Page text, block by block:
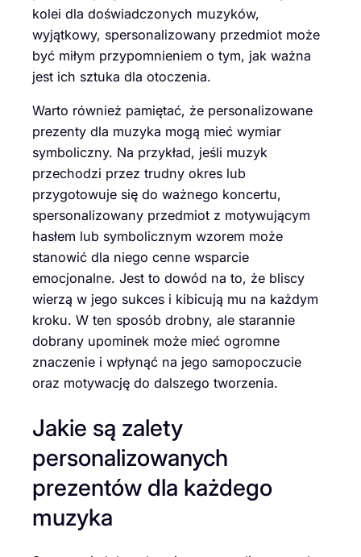
kolei dla doświadczonych muzyków,
wyjątkowy, spersonalizowany przedmiot może
być miłym przypomnieniem o tym, jak ważna
jest ich sztuka dla otoczenia.
Warto również pamiętać, że personalizowane
prezenty dla muzyka mogą mieć wymiar
symboliczny. Na przykład, jeśli muzyk
przechodzi przez trudny okres lub
przygotowuje się do ważnego koncertu,
spersonalizowany przedmiot z motywującym
hasłem lub symbolicznym wzorem może
stanowić dla niego cenne wsparcie
emocjonalne. Jest to dowód na to, że bliscy
wierzą w jego sukces i kibicują mu na każdym
kroku. W ten sposób drobny, ale starannie
dobrany upominek może mieć ogromne
znaczenie i wpłynąć na jego samopoczucie
oraz motywację do dalszego tworzenia.
Jakie są zalety
personalizowanych
prezentów dla każdego
muzyka